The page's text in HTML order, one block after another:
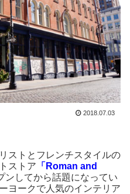
2018.07.03
ストとフレンチスタイルの
ストア 「Roman and
ンしてから話題になってい
ヨークで人気のインテリア